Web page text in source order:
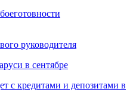
руководителя
в сентябре
с кредитами и депозитами в